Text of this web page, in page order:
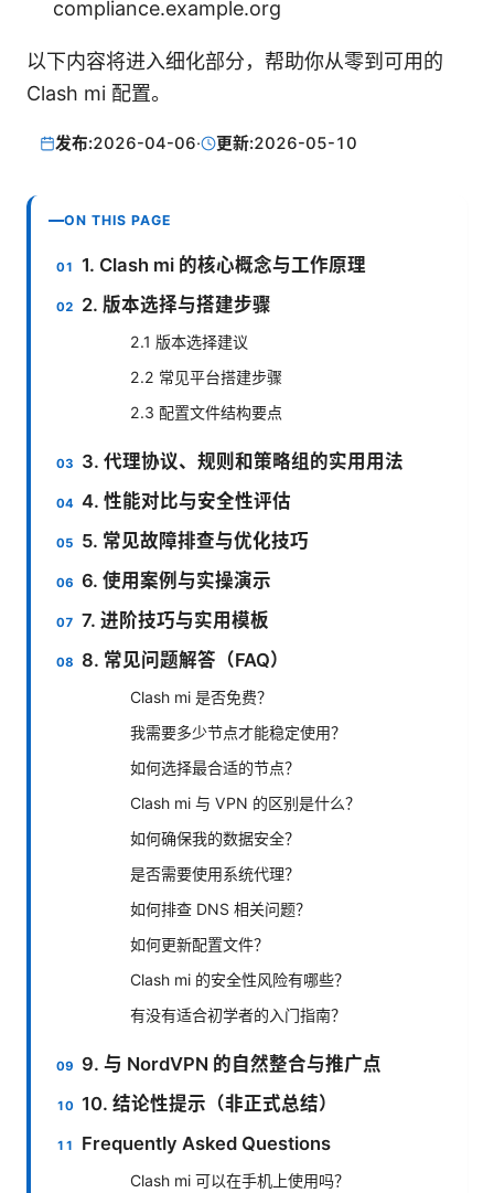
compliance.example.org
以下内容将进入细化部分，帮助你从零到可用的
Clash mi 配置。
发布:2026-04-06· 更新:2026-05-10
ON THIS PAGE
1. Clash mi 的核心概念与工作原理
2. 版本选择与搭建步骤
2.1 版本选择建议
2.2 常见平台搭建步骤
2.3 配置文件结构要点
3. 代理协议、规则和策略组的实用用法
4. 性能对比与安全性评估
5. 常见故障排查与优化技巧
6. 使用案例与实操演示
7. 进阶技巧与实用模板
8. 常见问题解答（FAQ）
Clash mi 是否免费？
我需要多少节点才能稳定使用？
如何选择最合适的节点？
Clash mi 与 VPN 的区别是什么？
如何确保我的数据安全？
是否需要使用系统代理？
如何排查 DNS 相关问题？
如何更新配置文件？
Clash mi 的安全性风险有哪些？
有没有适合初学者的入门指南？
9. 与 NordVPN 的自然整合与推广点
10. 结论性提示（非正式总结）
Frequently Asked Questions
Clash mi 可以在手机上使用吗？